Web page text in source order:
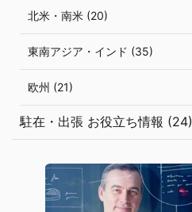
北米・南米 (20)
東南アジア・インド (35)
欧州 (21)
駐在・出張 お役立ち情報 (24)